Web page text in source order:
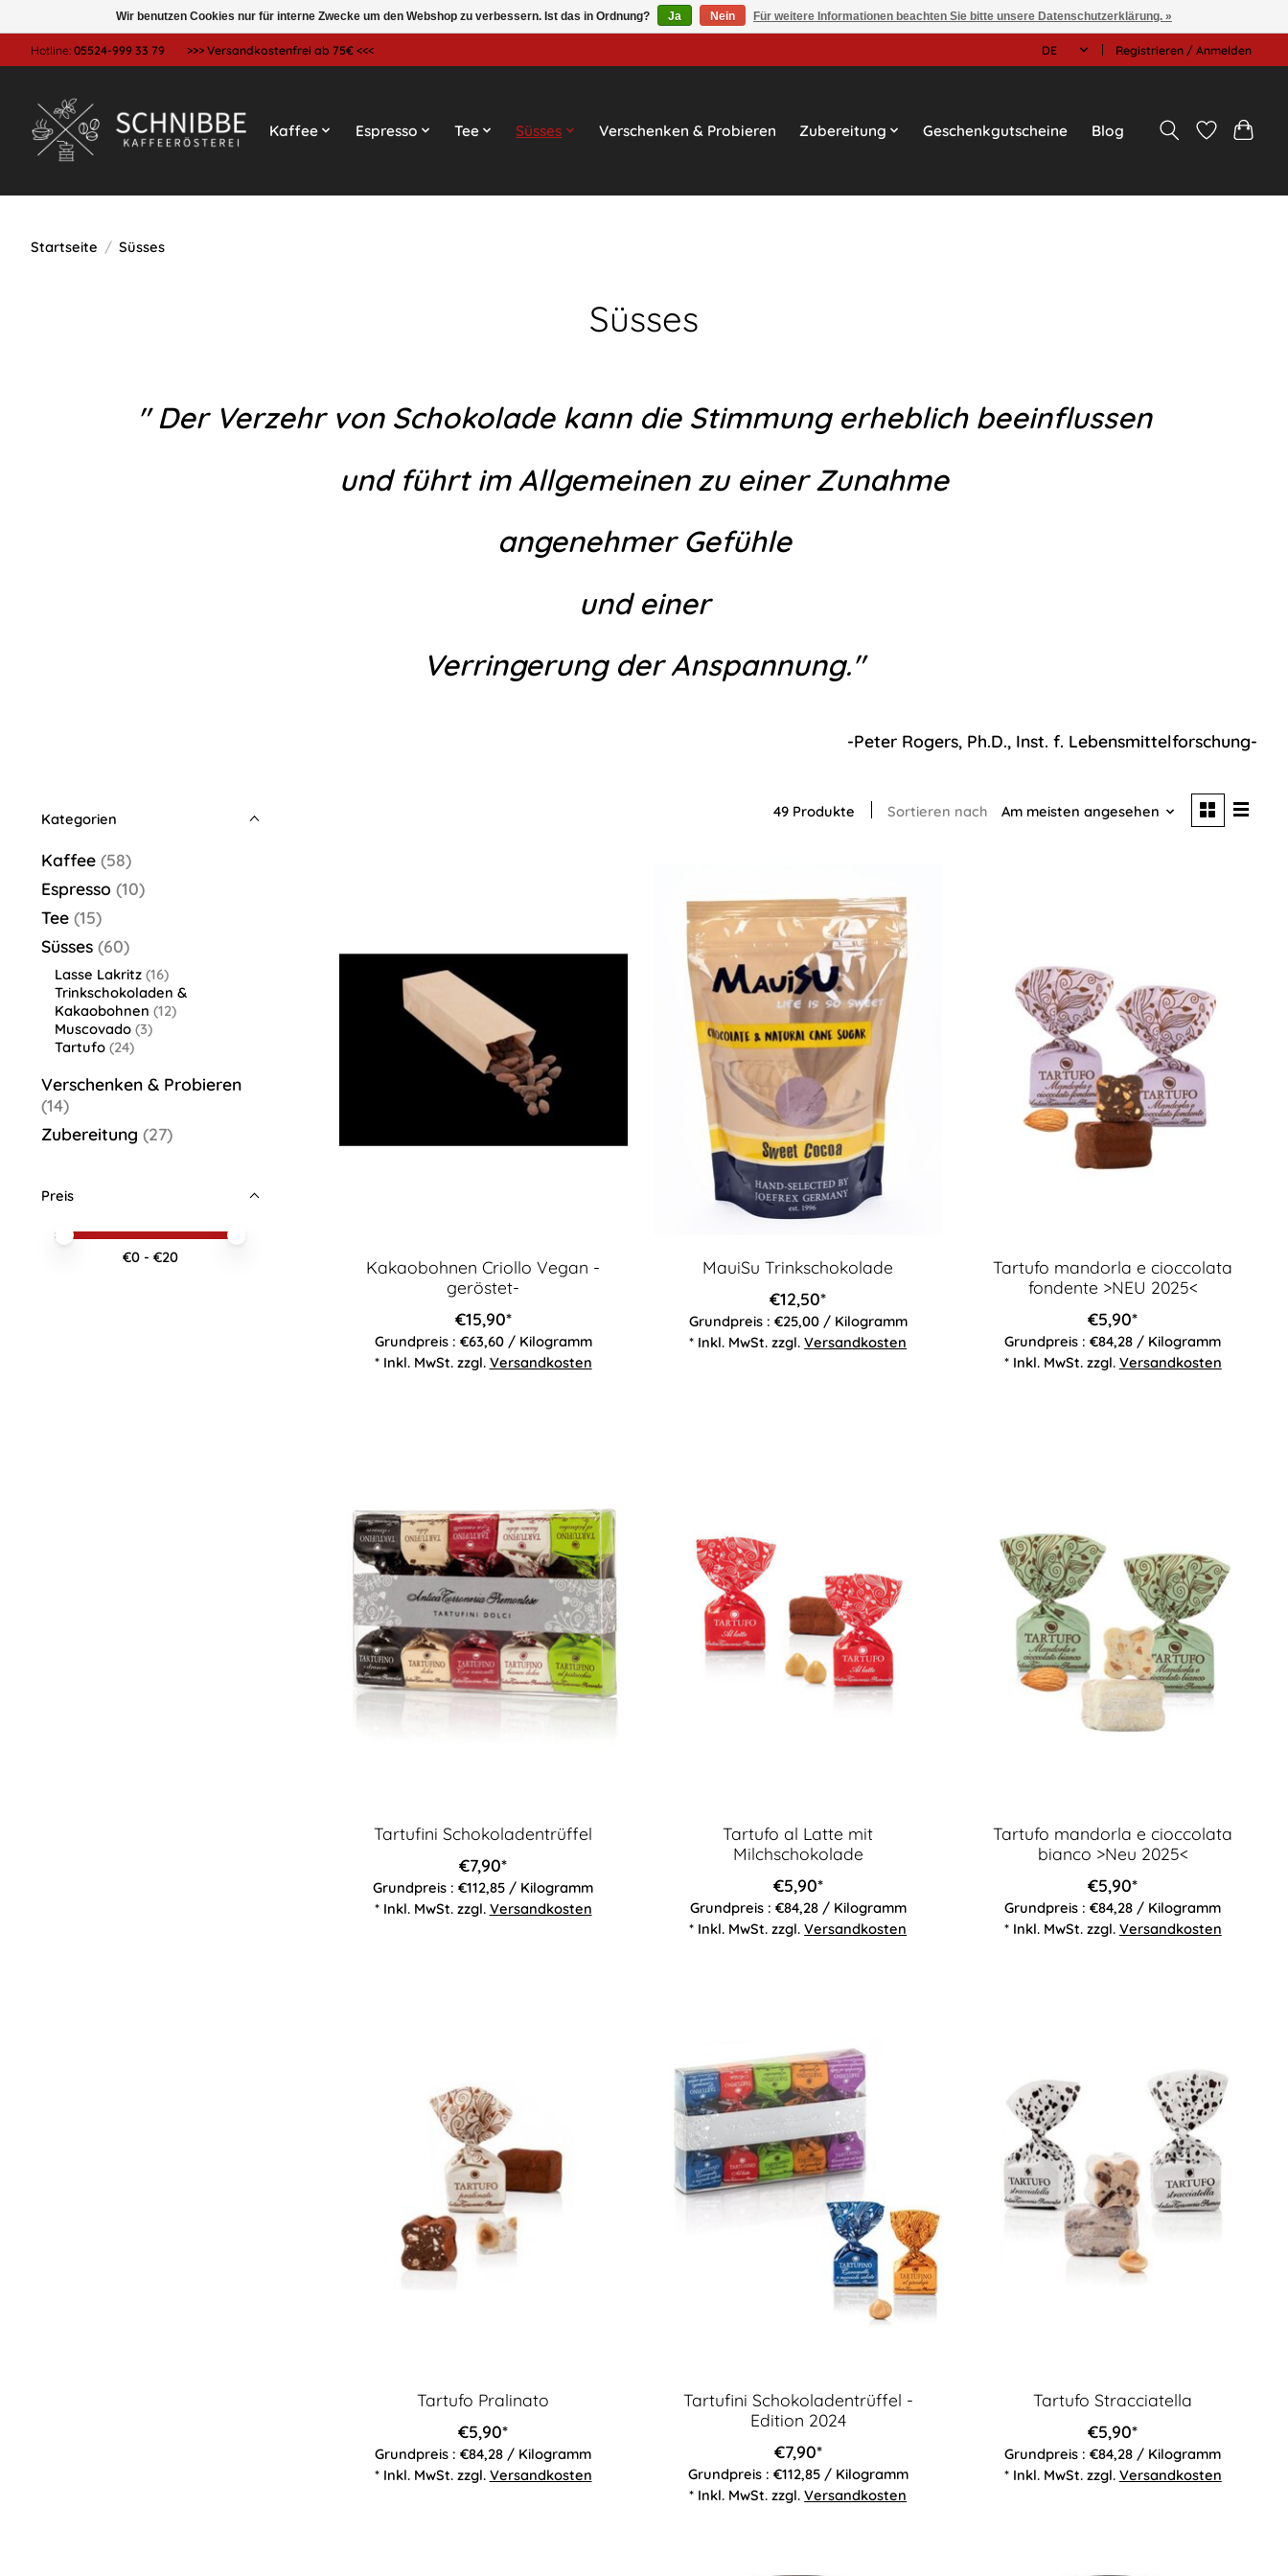
Hotline: 05524-999 33 79 >>> Versandkostenfrei ab 75€ <<< DE Registrieren / Anmelden
Kaffee Espresso Tee Süsses Verschenken & Probieren Zubereitung Geschenkgutscheine Blog
Startseite / Süsses
Süsses
" Der Verzehr von Schokolade kann die Stimmung erheblich beeinflussen
und führt imAllgemeinen zu einer Zunahme
angenehmer Gefühle
und einer
Verringerung der Anspannung."
-Peter Rogers, Ph.D., Inst. f. Lebensmittelforschung-
Kategorien
Kaffee (58)
Espresso (10)
Tee (15)
Süsses (60)
Lasse Lakritz (16)
Trinkschokoladen &
Kakaobohnen (12)
Muscovado (3)
Tartufo (24)
Verschenken & Probieren
(14)
Zubereitung (27)
Preis
Preis – Mindestwert
Price maximum value
€0 - €20
49 Produkte Sortieren nach Am meisten angesehen
Kakaobohnen Criollo Vegan -
geröstet-
€15,90*
Grundpreis : €63,60 / Kilogramm
* Inkl. MwSt. zzgl. Versandkosten
MauiSu Trinkschokolade
€12,50*
Grundpreis : €25,00 / Kilogramm
* Inkl. MwSt. zzgl.Versandkosten
Tartufo mandorla e cioccolata
fondente >NEU 2025<
€5,90*
Grundpreis : €84,28 / Kilogramm
* Inkl. MwSt. zzgl. Versandkosten
Tartufini Schokoladentrüffel
€7,90*
Grundpreis : €112,85 / Kilogramm
* Inkl. MwSt. zzgl. Versandkosten
Tartufo al Latte mit
Milchschokolade
€5,90*
Grundpreis : €84,28 / Kilogramm
* Inkl. MwSt. zzgl.Versandkosten
Tartufo mandorla e cioccolata
bianco >Neu 2025<
€5,90*
Grundpreis : €84,28 / Kilogramm
* Inkl. MwSt. zzgl. Versandkosten
Tartufo Pralinato
€5,90*
Grundpreis : €84,28 / Kilogramm
* Inkl. MwSt. zzgl. Versandkosten
Tartufini Schokoladentrüffel -
Edition 2024
€7,90*
Grundpreis : €112,85 / Kilogramm
* Inkl. MwSt. zzgl.Versandkosten
Tartufo Stracciatella
€5,90*
Grundpreis : €84,28 / Kilogramm
* Inkl. MwSt. zzgl. Versandkosten
Wir benutzen Cookies nur für interne Zwecke um den Webshop zu verbessern. Ist das in Ordnung? Ja Nein Für weitere Informationen beachten Sie bitte unsere Datenschutzerklärung. »